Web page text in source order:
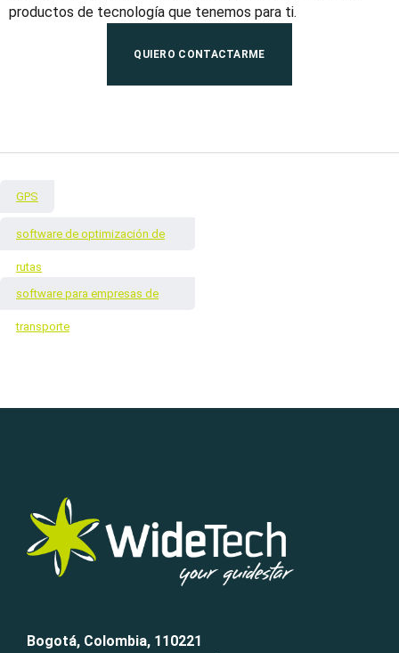
productos de tecnología que tenemos para ti.
QUIERO CONTACTARME
GPS
software de optimización de
rutas
software para empresas de
transporte
Bogotá, Colombia, 110221